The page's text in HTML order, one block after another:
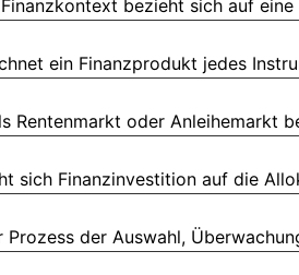
bezieht sich auf
ein Finanzprodukt jedes
Rentenmarkt oder Anleihemarkt
sich Finanzinvestition auf die
der Auswahl,